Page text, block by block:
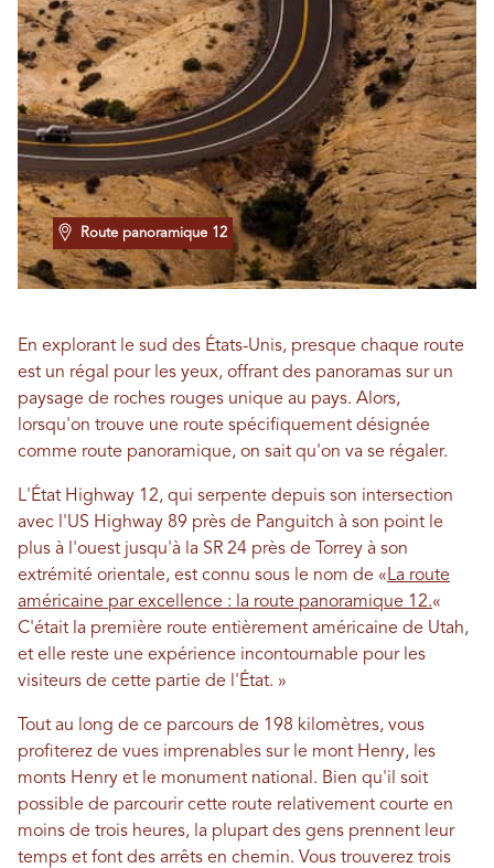
Route panoramique 12
En explorant le sud des États-Unis, presque chaque route
est un régal pour les yeux, offrant des panoramas sur un
paysage de roches rouges unique au pays. Alors,
lorsqu'on trouve une route spécifiquement désignée
comme route panoramique, on sait qu'on va se régaler.
L'État Highway 12, qui serpente depuis son intersection
avec l'US Highway 89 près de Panguitch à son point le
plus à l'ouest jusqu'à la SR 24 près de Torrey à son
extrémité orientale, est connu sous le nom de «La route
américaine par excellence : la route panoramique 12.«
C'était la première route entièrement américaine de Utah,
et elle reste une expérience incontournable pour les
visiteurs de cette partie de l'État. »
Tout au long de ce parcours de 198 kilomètres, vous
profiterez de vues imprenables sur le mont Henry, les
monts Henry et le monument national. Bien qu'il soit
possible de parcourir cette route relativement courte en
moins de trois heures, la plupart des gens prennent leur
temps et font des arrêts en chemin. Vous trouverez trois